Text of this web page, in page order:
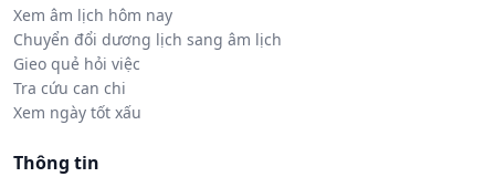
Xem âm lịch hôm nay
Chuyển đổi dương lịch sang âm lịch
Gieo quẻ hỏi việc
Tra cứu can chi
Xem ngày tốt xấu
Thông tin